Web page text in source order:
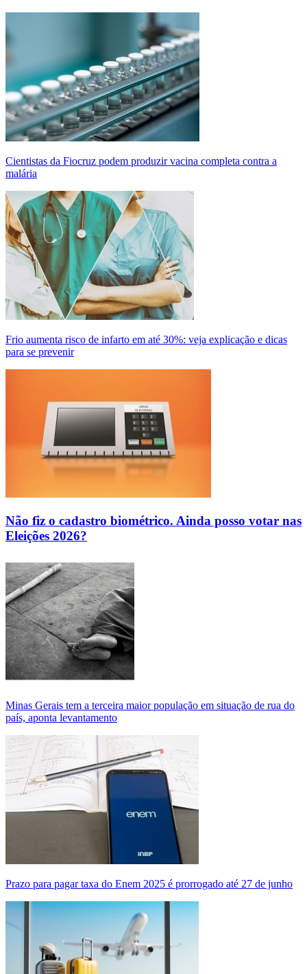
Cientistas da Fiocruz podem produzir vacina completa contra a
malária
Frio aumenta risco de infarto em até 30%: veja explicação e dicas
para se prevenir
Não fiz o cadastro biométrico. Ainda posso votar nas
Eleições 2026?
Minas Gerais tem a terceira maior população em situação de rua do
país, aponta levantamento
Prazo para pagar taxa do Enem 2025 é prorrogado até 27 de junho